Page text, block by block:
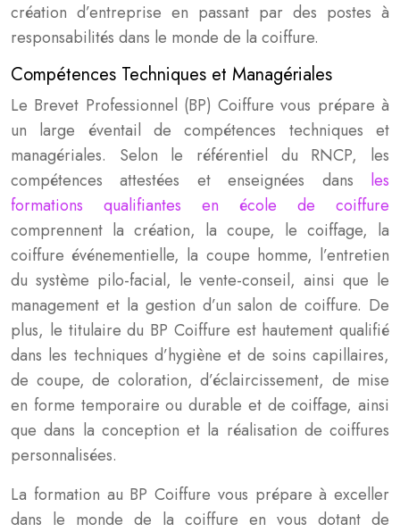
création d’entreprise en passant par des postes à
responsabilités dans le monde de la coiffure.
Compétences Techniques et Managériales
Le Brevet Professionnel (BP) Coiffure vous prépare à
un large éventail de compétences techniques et
managériales. Selon le référentiel du RNCP, les
compétences attestées et enseignées dans les
formations qualifiantes en école de coiffure
comprennent la création, la coupe, le coiffage, la
coiffure événementielle, la coupe homme, l’entretien
du système pilo-facial, le vente-conseil, ainsi que le
management et la gestion d’un salon de coiffure. De
plus, le titulaire du BP Coiffure est hautement qualifié
dans les techniques d’hygiène et de soins capillaires,
de coupe, de coloration, d’éclaircissement, de mise
en forme temporaire ou durable et de coiffage, ainsi
que dans la conception et la réalisation de coiffures
personnalisées.
La formation au BP Coiffure vous prépare à exceller
dans le monde de la coiffure en vous dotant de